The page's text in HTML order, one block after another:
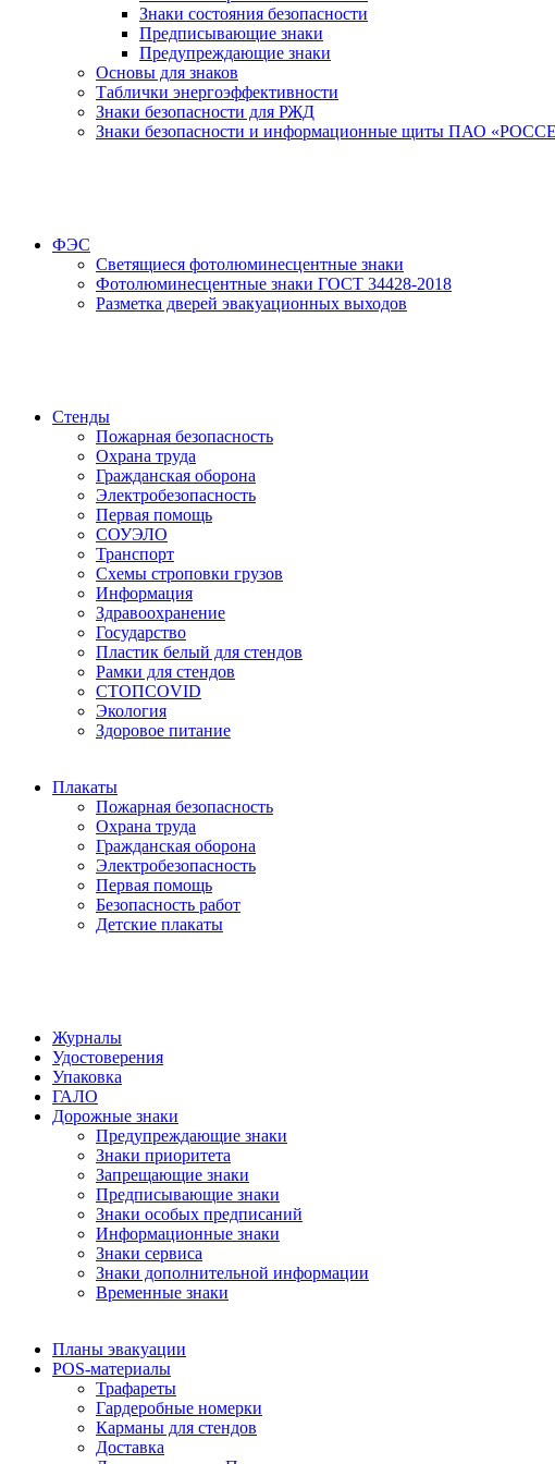
Знаки состояния безопасности
Предписывающие знаки
Предупреждающие знаки
Основы для знаков
Таблички энергоэффективности
Знаки безопасности для РЖД
Знаки безопасности и информационные щиты ПАО
ФЭС
Светящиеся фотолюминесцентные знаки
Фотолюминесцентные знаки ГОСТ 34428-2018
Разметка дверей эвакуационных выходов
Стенды
Пожарная безопасность
Охрана труда
Гражданская оборона
Электробезопасность
Первая помощь
СОУЭЛО
Транспорт
Схемы строповки грузов
Информация
Здравоохранение
Государство
Пластик белый для стендов
Рамки для стендов
СТОПCOVID
Экология
Здоровое питание
Плакаты
Пожарная безопасность
Охрана труда
Гражданская оборона
Электробезопасность
Первая помощь
Безопасность работ
Детские плакаты
Журналы
Удостоверения
Упаковка
ГАЛО
Дорожные знаки
Предупреждающие знаки
Знаки приоритета
Запрещающие знаки
Предписывающие знаки
Знаки особых предписаний
Информационные знаки
Знаки сервиса
Знаки дополнительной информации
Временные знаки
Планы эвакуации
POS-материалы
Трафареты
Гардеробные номерки
Карманы для стендов
Доставка